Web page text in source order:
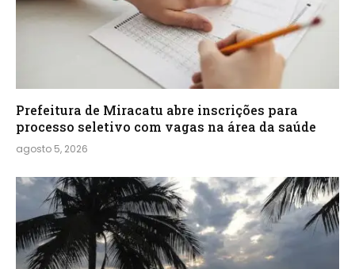
Prefeitura de Miracatu abre inscrições para
processo seletivo com vagas na área da saúde
agosto 5, 2026